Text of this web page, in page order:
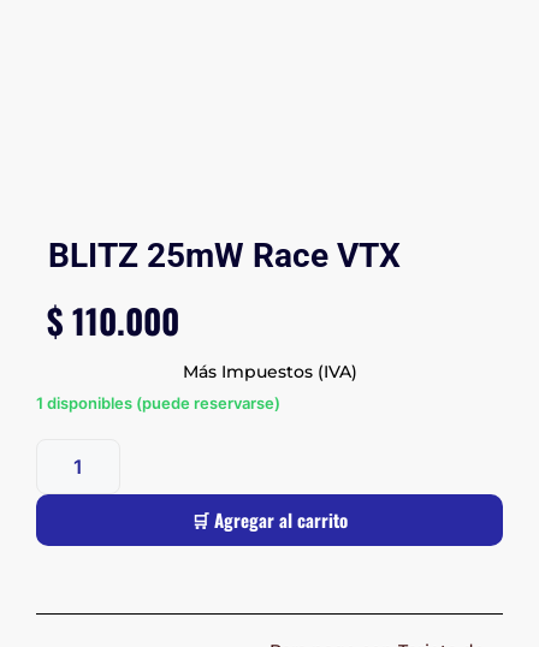
BLITZ 25mW Race VTX
$110.000
Más Impuestos (IVA)
1 disponibles (puede reservarse)
🛒 Agregar al carrito